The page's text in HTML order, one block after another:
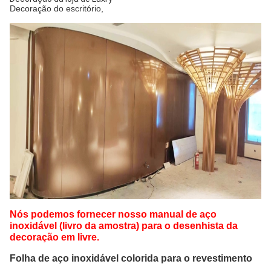
Decoração do escritório,
Nós podemos fornecer nosso manual de aço
inoxidável (livro da amostra) para o desenhista da
decoração em livre.
Folha de aço inoxidável colorida para o revestimento